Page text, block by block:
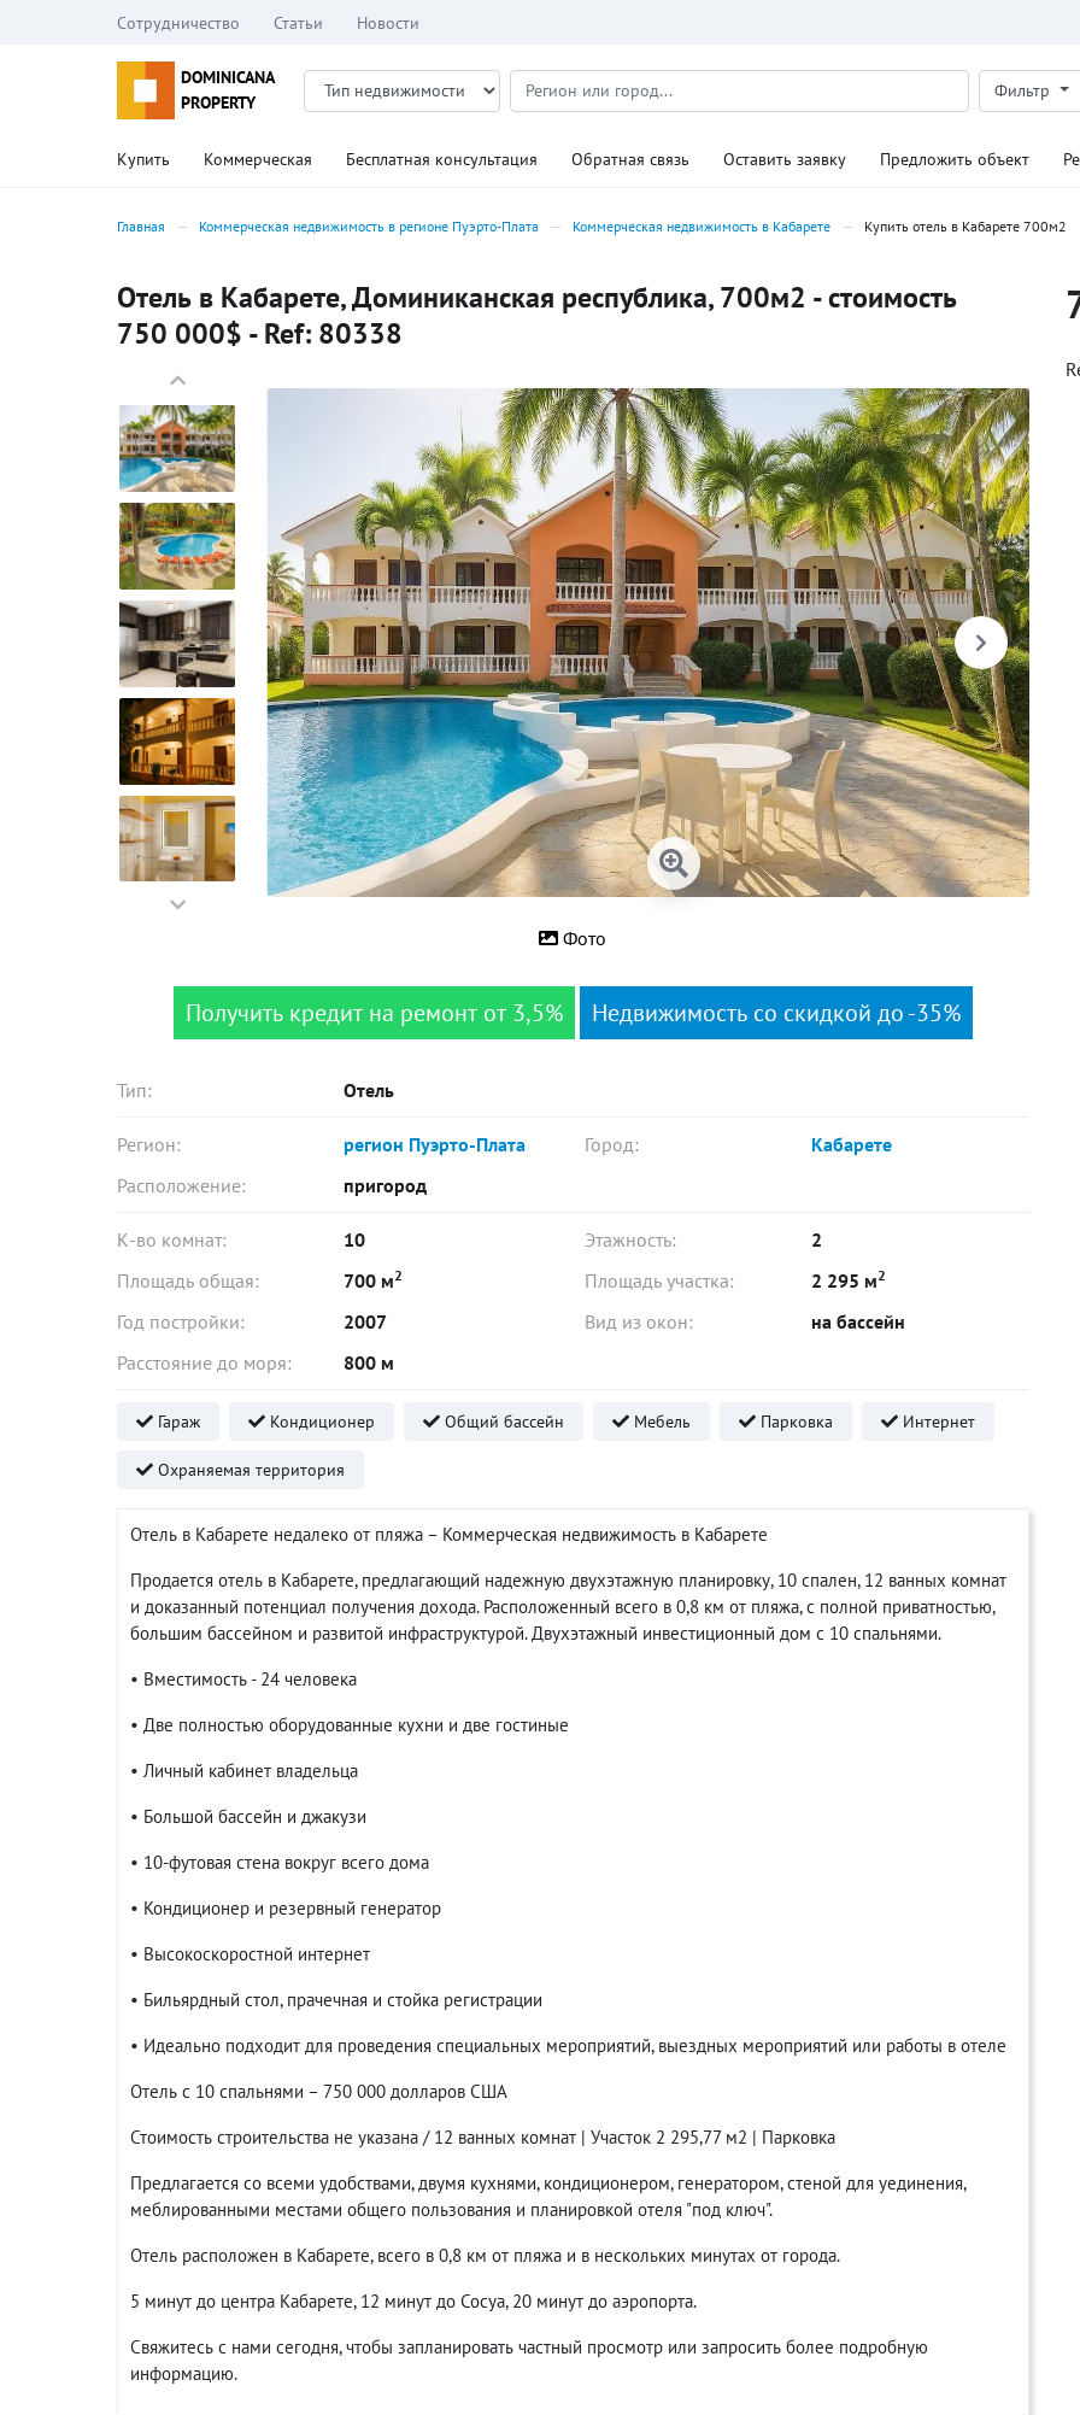
Сотрудничество Статьи Новости
DOMINICANA
PROPERTY
Фильтр
Купить Коммерческая Бесплатная консультация Обратная связь Оставить заявку Предложить объект
Главная Коммерческая недвижимость в регионе Пуэрто-Плата Коммерческая недвижимость в Кабарете Купить отель в Кабарете 700м2
Отель в Кабарете, Доминиканская республика, 700м2 - стоимость
750 000$ - Ref: 80338
Фото
Получить кредит на ремонт от 3,5% Недвижимость со скидкой до -35%
Тип: Отель
Регион: регион Пуэрто-Плата Город:
Кабарете
Расположение:
пригород
К-во комнат: 10 Этажность:
2
Площадь общая:
700 м2 Площадь участка: 2 295 м2
Год постройки: 2007 Вид из окон:
на бассейн
Расстояние до моря:
800 м
Гараж Кондиционер Общий бассейн Мебель Парковка Интернет
Охраняемая территория
Отель в Кабарете недалеко от пляжа – Коммерческая недвижимость в Кабарете
Продается отель в Кабарете, предлагающий надежную двухэтажную планировку, 10 спален, 12 ванных комнат
и доказанный потенциал получения дохода. Расположенный всего в 0,8 км от пляжа, с полной приватностью,
большим бассейном и развитой инфраструктурой. Двухэтажный инвестиционный дом с 10 спальнями.
• Вместимость - 24 человека
• Две полностью оборудованные кухни и две гостиные
• Личный кабинет владельца
• Большой бассейн и джакузи
• 10-футовая стена вокруг всего дома
• Кондиционер и резервный генератор
• Высокоскоростной интернет
• Бильярдный стол, прачечная и стойка регистрации
• Идеально подходит для проведения специальных мероприятий, выездных мероприятий или работы в отеле
Отель с 10 спальнями – 750 000 долларов США
Стоимость строительства не указана / 12 ванных комнат | Участок 2 295,77 м2 | Парковка
Предлагается со всеми удобствами, двумя кухнями, кондиционером, генератором, стеной для уединения,
меблированными местами общего пользования и планировкой отеля "под ключ".
Отель расположен в Кабарете, всего в 0,8 км от пляжа и в нескольких минутах от города.
5 минут до центра Кабарете, 12 минут до Сосуа, 20 минут до аэропорта.
Свяжитесь с нами сегодня, чтобы запланировать частный просмотр или запросить более подробную
информацию.